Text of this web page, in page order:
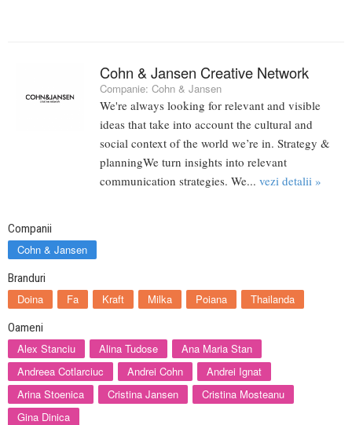
Cohn & Jansen Creative Network
Companie: Cohn & Jansen
We're always looking for relevant and visible
ideas that take into account the cultural and
social context of the world we’re in. Strategy &
planningWe turn insights into relevant
communication strategies. We... vezi detalii »
Companii
Cohn & Jansen
Branduri
Doina Fa Kraft Milka Poiana Thailanda
Oameni
Alex Stanciu Alina Tudose
Ana Maria Stan
Andreea Cotlarciuc
Andrei Cohn
Andrei Ignat
Arina Stoenica
Cristina Jansen
Cristina Mosteanu
Gina Dinica